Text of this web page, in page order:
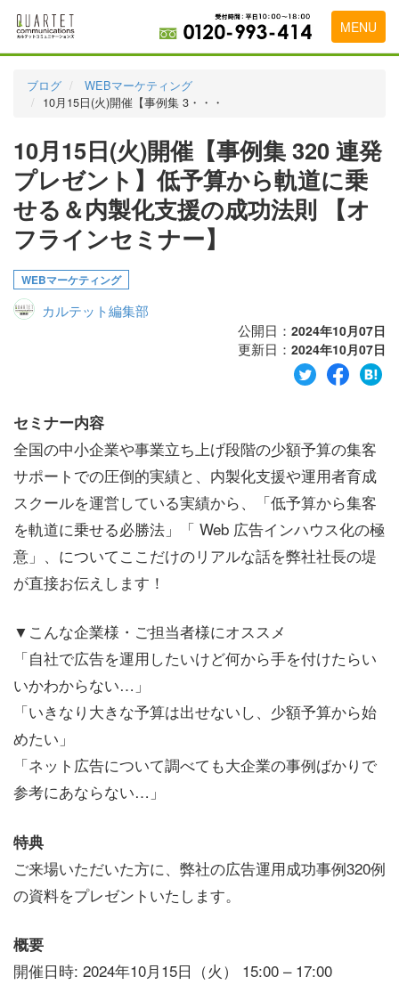
MENU
料金表
実績・お客様の声
初めて導入をお考えの方
代理店の乗り換えをお考えの方
広告代理店・HP制作会社様へ
お申し込みから運用開始までの流れ
ブログ
WEBマーケティング
10月15日(火)開催【事例集 3・・・
10月15日(火)開催【事例集 320 連発
プレゼント】低予算から軌道に乗
せる＆内製化支援の成功法則 【オ
フラインセミナー】
WEBマーケティング
カルテット編集部
公開日： 2024年10月07日
更新日： 2024年10月07日
セミナー内容
全国の中小企業や事業立ち上げ段階の少額予算の集客
サポートでの圧倒的実績と、内製化支援や運用者育成
スクールを運営している実績から、「低予算から集客
を軌道に乗せる必勝法」「 Web 広告インハウス化の極
意」、についてここだけのリアルな話を弊社社長の堤
が直接お伝えします！
▼こんな企業様・ご担当者様にオススメ
「自社で広告を運用したいけど何から手を付けたらい
いかわからない…」
「いきなり大きな予算は出せないし、少額予算から始
めたい」
「ネット広告について調べても大企業の事例ばかりで
参考にあならない…」
特典
ご来場いただいた方に、弊社の広告運用成功事例320例
の資料をプレゼントいたします。
概要
開催日時: 2024年10月15日（火） 15:00 – 17:00